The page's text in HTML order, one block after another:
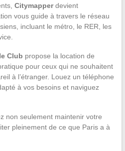
Citymapperdevient
vous guide à travers le réseau
incluant le métro, le RER, les
Club propose la location de
pour ceux qui ne souhaitent
à l’étranger. Louez un téléphone
à vos besoins et naviguez
non seulement maintenir votre
pleinement de ce que Paris a à